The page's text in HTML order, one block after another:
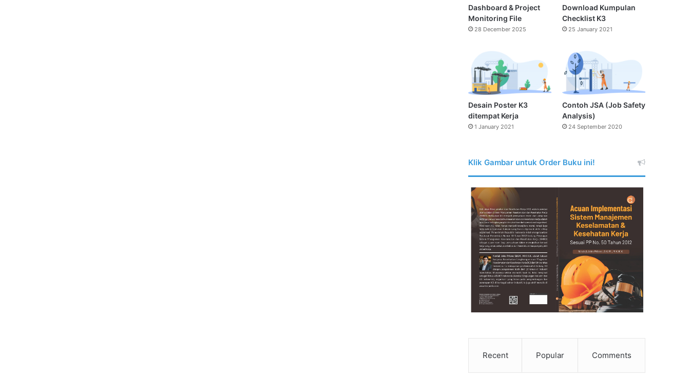
Dashboard & Project
Monitoring File
28 December 2025
Download Kumpulan
Checklist K3
25 January 2021
Desain Poster K3
ditempat Kerja
1 January 2021
Contoh JSA (Job Safety
Analysis)
24 September 2020
Klik Gambar untuk Order Buku ini!
Recent Popular Comments